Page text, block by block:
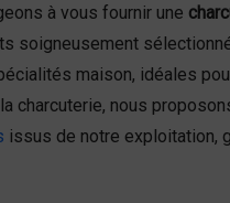
à vous fournir une
soigneusement
maison, idéales
charcuterie, nous
issus de notre exploitation,